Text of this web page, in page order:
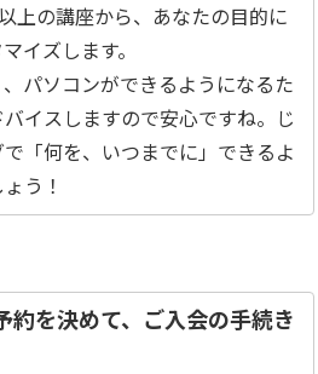
上の講座から、あなたの目的に
イズします。
パソコンができるようになるた
イスしますので安心ですね。じ
「何を、いつまでに」できるよ
う！
約を決めて、ご入会の手続き